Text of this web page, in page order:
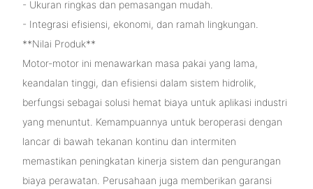
- Ukuran ringkas dan pemasangan mudah.
- Integrasi efisiensi, ekonomi, dan ramah lingkungan.
**Nilai Produk**
Motor-motor ini menawarkan masa pakai yang lama,
keandalan tinggi, dan efisiensi dalam sistem hidrolik,
berfungsi sebagai solusi hemat biaya untuk aplikasi industri
yang menuntut. Kemampuannya untuk beroperasi dengan
lancar di bawah tekanan kontinu dan intermiten
memastikan peningkatan kinerja sistem dan pengurangan
biaya perawatan. Perusahaan juga memberikan garansi